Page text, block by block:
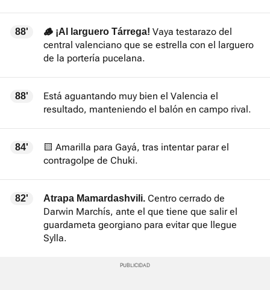
88' 🪵 ¡Al larguero Tárrega! Vaya testarazo del
central valenciano que se estrella con el larguero
de la portería pucelana.
88'
Está aguantando muy bien el Valencia el
resultado, manteniendo el balón en campo rival.
84'
🟨 Amarilla para Gayá, tras intentar parar el
contragolpe de Chuki.
82' Atrapa Mamardashvili. Centro cerrado de
Darwin Marchís, ante el que tiene que salir el
guardameta georgiano para evitar que llegue
Sylla.